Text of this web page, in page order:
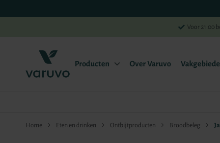
Voor 21:00
Producten Over Varuvo
Home Eten en drinken Ontbijtproducten Broodbeleg